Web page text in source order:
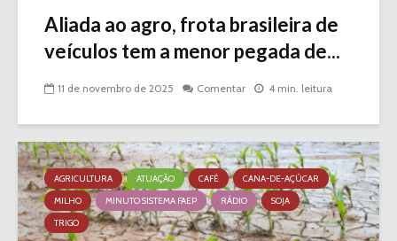
Aliada ao agro, frota brasileira de
veículos tem a menor pegada de...
11 de novembro de 2025 Comentar 4 min. leitura
AGRICULTURA ATUAÇÃO CAFÉ
CANA-DE-AÇÚCAR
MILHO
MINUTO SISTEMA FAEP RÁDIO
SOJA
TRIGO